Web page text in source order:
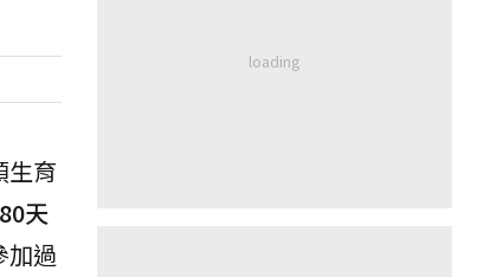
生育
天
加過